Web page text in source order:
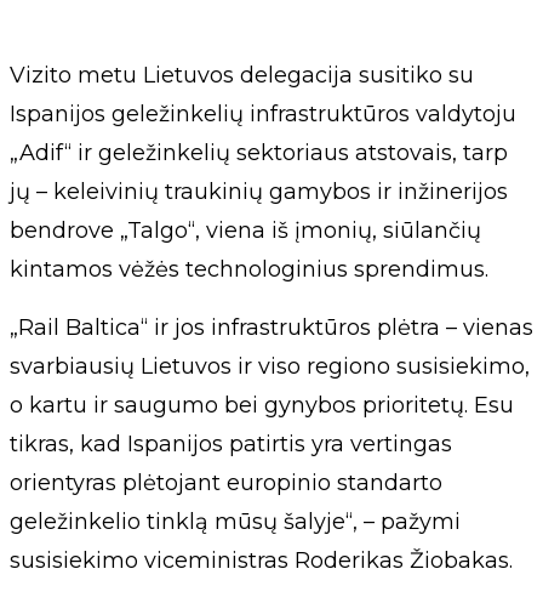
Vizito metu Lietuvos delegacija susitiko su
Ispanijos geležinkelių infrastruktūros valdytoju
„Adif“ ir geležinkelių sektoriaus atstovais, tarp
jų – keleivinių traukinių gamybos ir inžinerijos
bendrove „Talgo“, viena iš įmonių, siūlančių
kintamos vėžės technologinius sprendimus.
„Rail Baltica“ ir jos infrastruktūros plėtra – vienas
svarbiausių Lietuvos ir viso regiono susisiekimo,
o kartu ir saugumo bei gynybos prioritetų. Esu
tikras, kad Ispanijos patirtis yra vertingas
orientyras plėtojant europinio standarto
geležinkelio tinklą mūsų šalyje“, – pažymi
susisiekimo viceministras Roderikas Žiobakas.